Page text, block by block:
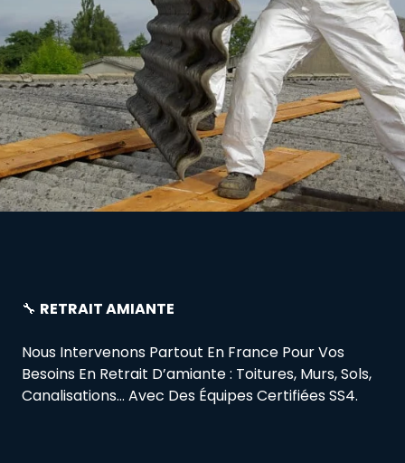
🔧 RETRAIT AMIANTE
Nous Intervenons Partout En France Pour Vos
Besoins En Retrait D’amiante : Toitures, Murs, Sols,
Canalisations… Avec Des Équipes Certifiées SS4.